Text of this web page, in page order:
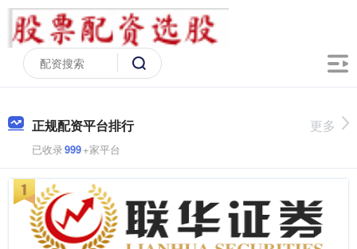
正规配资平台排行
已收录999+家平台
更多